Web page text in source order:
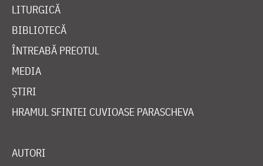
LITURGICĂ
BIBLIOTECĂ
ÎNTREABĂ PREOTUL
MEDIA
ȘTIRI
HRAMUL SFINTEI CUVIOASE PARASCHEVA
AUTORI